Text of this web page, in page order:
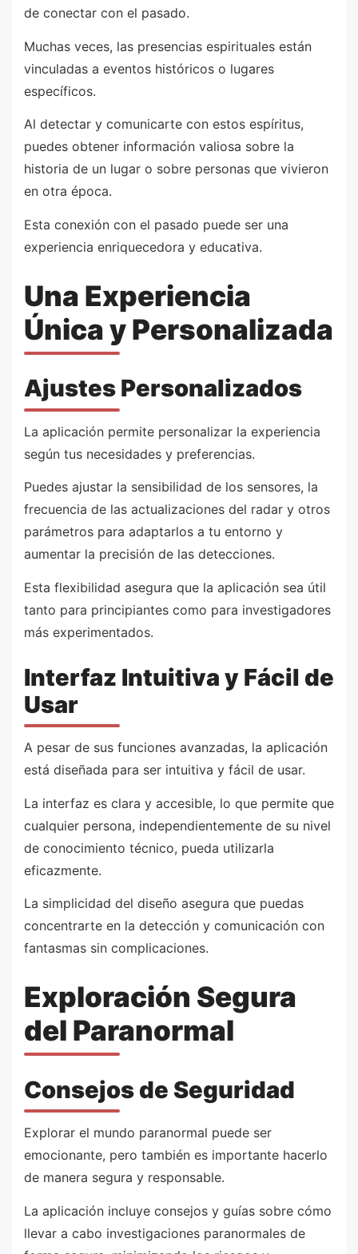
de conectar con el pasado.
Muchas veces, las presencias espirituales están
vinculadas a eventos históricos o lugares
específicos.
Al detectar y comunicarte con estos espíritus,
puedes obtener información valiosa sobre la
historia de un lugar o sobre personas que vivieron
en otra época.
Esta conexión con el pasado puede ser una
experiencia enriquecedora y educativa.
Una Experiencia
Única y Personalizada
Ajustes Personalizados
La aplicación permite personalizar la experiencia
según tus necesidades y preferencias.
Puedes ajustar la sensibilidad de los sensores, la
frecuencia de las actualizaciones del radar y otros
parámetros para adaptarlos a tu entorno y
aumentar la precisión de las detecciones.
Esta flexibilidad asegura que la aplicación sea útil
tanto para principiantes como para investigadores
más experimentados.
Interfaz Intuitiva y Fácil de
Usar
A pesar de sus funciones avanzadas, la aplicación
está diseñada para ser intuitiva y fácil de usar.
La interfaz es clara y accesible, lo que permite que
cualquier persona, independientemente de su nivel
de conocimiento técnico, pueda utilizarla
eficazmente.
La simplicidad del diseño asegura que puedas
concentrarte en la detección y comunicación con
fantasmas sin complicaciones.
Exploración Segura
del Paranormal
Consejos de Seguridad
Explorar el mundo paranormal puede ser
emocionante, pero también es importante hacerlo
de manera segura y responsable.
La aplicación incluye consejos y guías sobre cómo
llevar a cabo investigaciones paranormales de